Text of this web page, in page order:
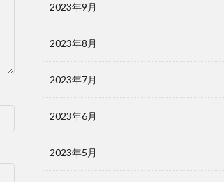
2023年9月
2023年8月
2023年7月
2023年6月
2023年5月